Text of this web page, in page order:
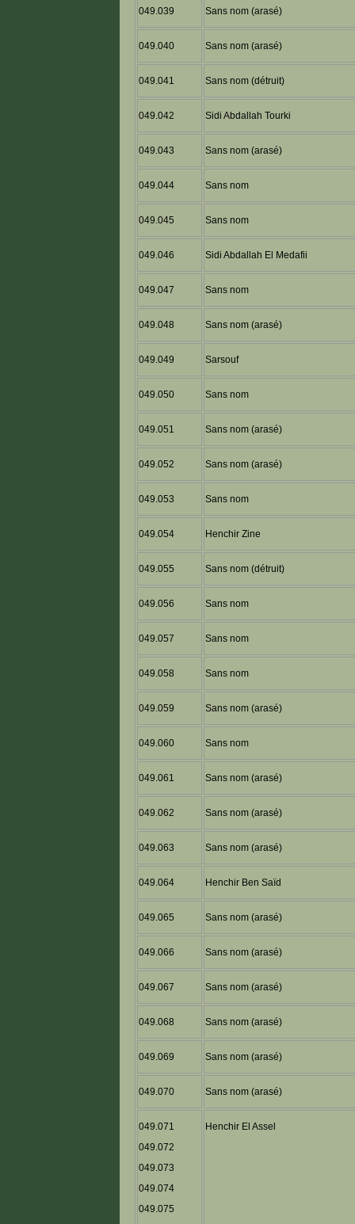
049.039 Sans nom (arasé)
049.040 Sans nom (arasé)
049.041 Sans nom (détruit)
049.042 Sidi Abdallah Tourki
049.043 Sans nom (arasé)
049.044 Sans nom
049.045 Sans nom
049.046 Sidi Abdallah El Medafii
049.047 Sans nom
049.048 Sans nom (arasé)
049.049 Sarsouf
049.050 Sans nom
049.051 Sans nom (arasé)
049.052 Sans nom (arasé)
049.053 Sans nom
049.054 Henchir Zine
049.055 Sans nom (détruit)
049.056 Sans nom
049.057 Sans nom
049.058 Sans nom
049.059 Sans nom (arasé)
049.060 Sans nom
049.061 Sans nom (arasé)
049.062 Sans nom (arasé)
049.063 Sans nom (arasé)
049.064 Henchir Ben Saïd
049.065 Sans nom (arasé)
049.066 Sans nom (arasé)
049.067 Sans nom (arasé)
049.068 Sans nom (arasé)
049.069 Sans nom (arasé)
049.070 Sans nom (arasé)
049.071
049.072
049.073
049.074
049.075
Henchir El Assel